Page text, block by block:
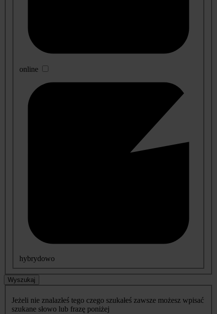
online
hybrydowo
Wyszukaj
Jeżeli nie znalazłeś tego czego szukałeś zawsze możesz wpisać
szukane słowo lub frazę poniżej